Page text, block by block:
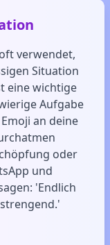
verwendet,
Situation
eine wichtige
Aufgabe
an deine
oder
und
'Endlich